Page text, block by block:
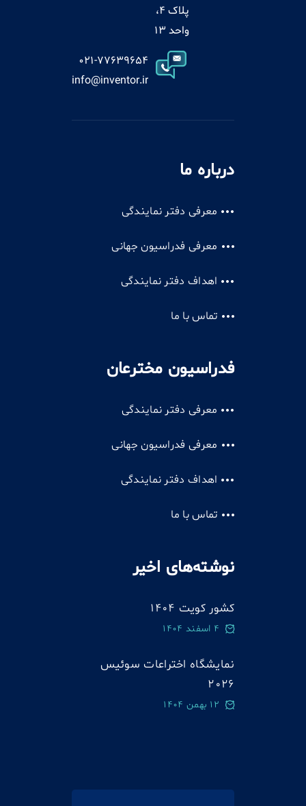
پلاک 4،
واحد 13
021-77639654
info@inventor.ir
درباره ما
معرفی دفتر نمایندگی
معرفی فدراسیون جهانی
اهداف دفتر نمایندگی
تماس با ما
فدراسیون مخترعان
معرفی دفتر نمایندگی
معرفی فدراسیون جهانی
اهداف دفتر نمایندگی
تماس با ما
نوشته‌های اخیر
کشور کویت 1404
4 اسفند 1404
نمایشگاه اختراعات سوئيس
2026
12 بهمن 1404